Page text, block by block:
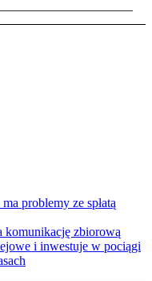
problemy ze spłatą
komunikację zbiorową
i inwestuje w pociągi